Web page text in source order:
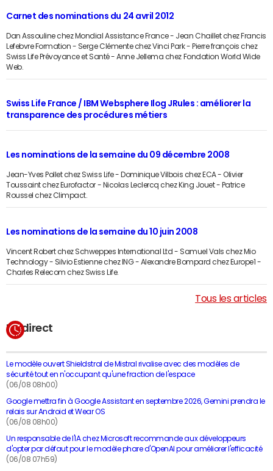
En direct
Le modèle ouvert Shieldstral de Mistral rivalise avec des modèles de
sécurité tout en n'occupant qu'une fraction de l'espace
(06/08 08h00)
Google mettra fin à Google Assistant en septembre 2026, Gemini prendra le
relais sur Android et Wear OS
(06/08 08h00)
Un responsable de l'IA chez Microsoft recommande aux développeurs
d'opter par défaut pour le modèle phare d'OpenAI pour améliorer l'efficacité
(06/08 07h59)
Carnet des nominations du 24 avril 2012
Dan Assouline chez Mondial Assistance France - Jean Chaillet chez Francis
Lefebvre Formation - Serge Clémente chez Vinci Park - Pierre françois chez
Swiss Life Prévoyance et Santé - Anne Jellema chez Fondation World Wide
Web.
Swiss Life France / IBM Websphere Ilog JRules : améliorer la
transparence des procédures métiers
Les nominations de la semaine du 09 décembre 2008
Jean-Yves Pollet chez Swiss Life - Dominique Vilbois chez ECA - Olivier
Toussaint chez Eurofactor - Nicolas Leclercq chez King Jouet - Patrice
Roussel chez Climpact.
Les nominations de la semaine du 10 juin 2008
Vincent Robert chez Schweppes International Ltd - Samuel Vals chez Mio
Technology - Silvio Estienne chez ING - Alexandre Bompard chez Europe1 -
Charles Relecom chez Swiss Life.
Tous les articles